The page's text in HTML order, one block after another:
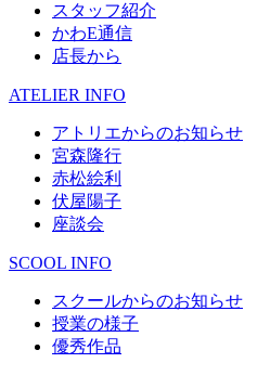
スタッフ紹介
かわE通信
店長から
ATELIER INFO
アトリエからのお知らせ
宮森隆行
赤松絵利
伏屋陽子
座談会
SCOOL INFO
スクールからのお知らせ
授業の様子
優秀作品